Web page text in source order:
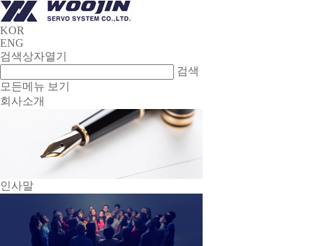
KOR
ENG
검색상자열기
검색
모든메뉴 보기
회사소개
인사말